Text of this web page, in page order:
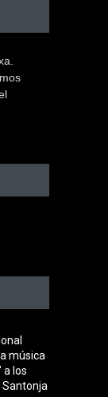
música
a los
Santonja